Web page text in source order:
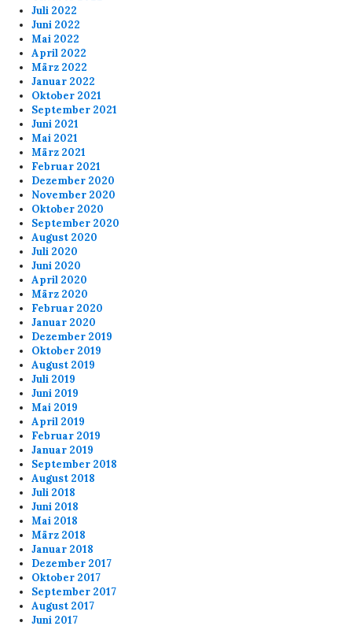
Juli 2022
Juni 2022
Mai 2022
April 2022
März 2022
Januar 2022
Oktober 2021
September 2021
Juni 2021
Mai 2021
März 2021
Februar 2021
Dezember 2020
November 2020
Oktober 2020
September 2020
August 2020
Juli 2020
Juni 2020
April 2020
März 2020
Februar 2020
Januar 2020
Dezember 2019
Oktober 2019
August 2019
Juli 2019
Juni 2019
Mai 2019
April 2019
Februar 2019
Januar 2019
September 2018
August 2018
Juli 2018
Juni 2018
Mai 2018
März 2018
Januar 2018
Dezember 2017
Oktober 2017
September 2017
August 2017
Juni 2017